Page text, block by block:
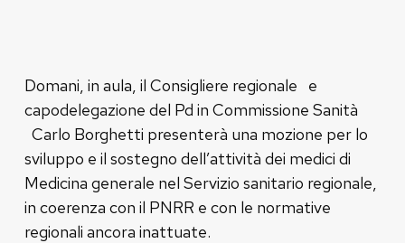
Domani, in aula, il Consigliere regionale e
capodelegazione del Pd in Commissione Sanità
Carlo Borghetti presenterà una mozione per lo
sviluppo e il sostegno dell’attività dei medici di
Medicina generale nel Servizio sanitario regionale,
in coerenza con il PNRR e con le normative
regionali ancora inattuate.